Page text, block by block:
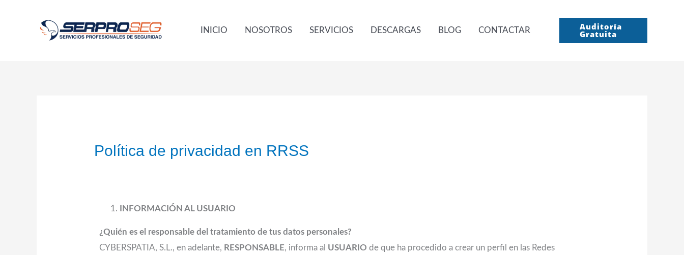
INICIO NOSOTROS SERVICIOS DESCARGAS BLOG CONTACTAR Auditoría
Gratuita
Política de privacidad en RRSS
INFORMACIÓN AL USUARIO
¿Quién es el responsable del tratamiento de tus datos personales?
CYBERSPATIA, S.L., en adelante, RESPONSABLE, informa al USUARIOde que ha procedido a crear un perfil en las Redes